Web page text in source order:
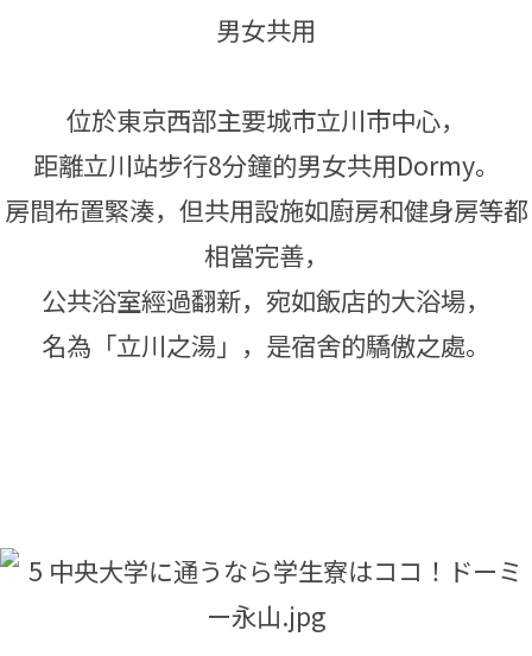
男女共用
位於東京西部主要城市立川市中心，
距離立川站步行8分鐘的男女共用Dormy。
房間布置緊湊，但共用設施如廚房和健身房等都
相當完善，
公共浴室經過翻新，宛如飯店的大浴場，
名為「立川之湯」，是宿舍的驕傲之處。